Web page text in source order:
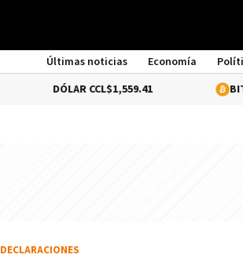
Últimas noticias Economía
$1,559.41 BITCOIN
DECLARACIONES